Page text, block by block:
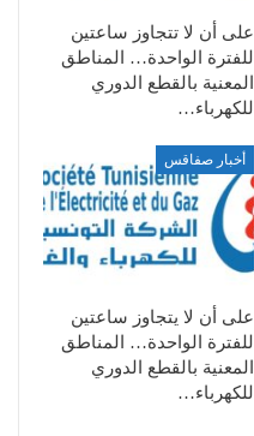
على أن لا تتجاوز ساعتين
للفترة الواحدة… المناطق
المعنية بالقطع الدوري
للكهرباء…
أخبار صفاقس
على أن لا يتجاوز ساعتين
للفترة الواحدة… المناطق
المعنية بالقطع الدوري
للكهرباء…